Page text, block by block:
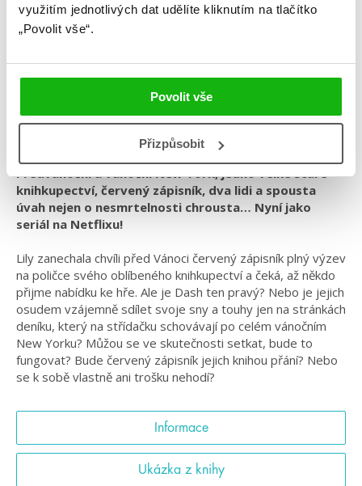
využitím jednotlivých dat udělíte kliknutím na tlačítko
„Povolit vše“.
Povolit vše
Přizpůsobit
Dash & Lily – Kniha přání
#seriálováadaptace
Předvánoční a vánoční New York, jedno velké staré
knihkupectví, červený zápisník, dva lidi a spousta
úvah nejen o nesmrtelnosti chrousta… Nyní jako
seriál na Netflixu!
Lily zanechala chvíli před Vánoci červený zápisník plný výzev
na poličce svého oblíbeného knihkupectví a čeká, až někdo
přijme nabídku ke hře. Ale je Dash ten pravý? Nebo je jejich
osudem vzájemně sdílet svoje sny a touhy jen na stránkách
deníku, který na střídačku schovávají po celém vánočním
New Yorku? Můžou se ve skutečnosti setkat, bude to
fungovat? Bude červený zápisník jejich knihou přání? Nebo
se k sobě vlastně ani trošku nehodí?
Informace
Ukázka z knihy